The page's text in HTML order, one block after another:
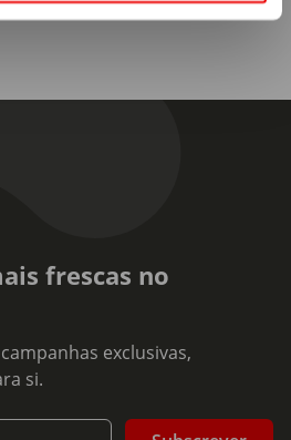
frescas no
exclusivas,
si.